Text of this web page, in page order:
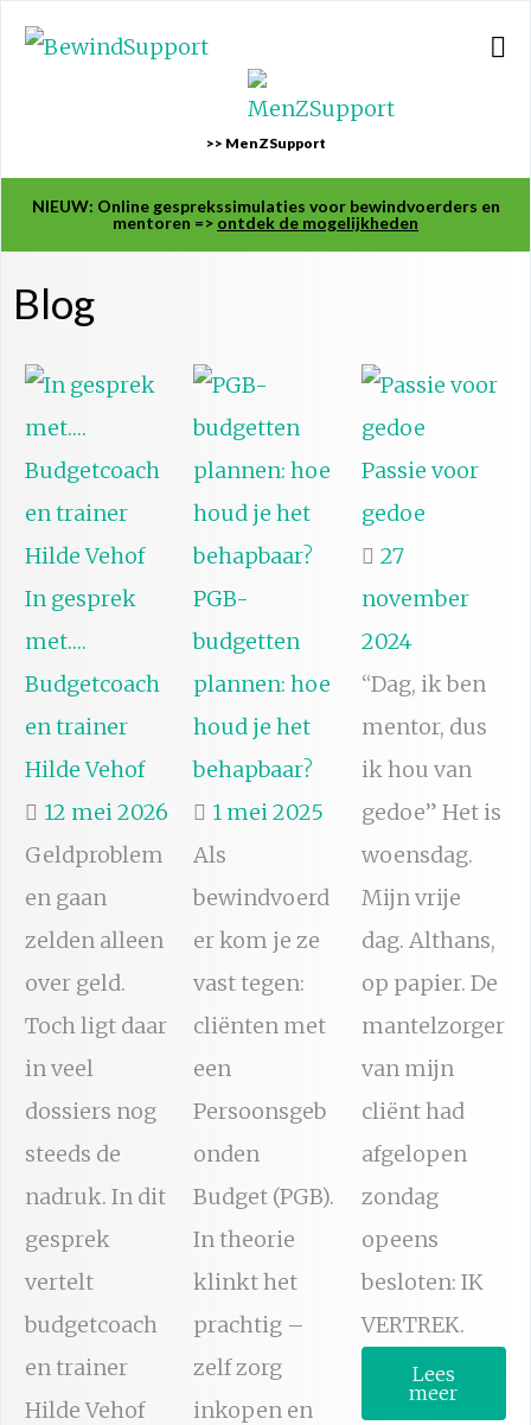
>> MenZSupport
NIEUW: Online gesprekssimulaties voor bewindvoerders en
mentoren => ontdek de mogelijkheden
Blog
In gesprek
met….
Budgetcoach
en trainer
Hilde Vehof
12 mei 2026
Geldproblem
en gaan
zelden alleen
over geld.
Toch ligt daar
in veel
dossiers nog
steeds de
nadruk. In dit
gesprek
vertelt
budgetcoach
en trainer
Hilde Vehof
PGB-
budgetten
plannen: hoe
houd je het
behapbaar?
1 mei 2025
Als
bewindvoerd
er kom je ze
vast tegen:
cliënten met
een
Persoonsgeb
onden
Budget (PGB).
In theorie
klinkt het
prachtig –
zelf zorg
inkopen en
Passie voor
gedoe
27
november
2024
“Dag, ik ben
mentor, dus
ik hou van
gedoe” Het is
woensdag.
Mijn vrije
dag. Althans,
op papier. De
mantelzorger
van mijn
cliënt had
afgelopen
zondag
opeens
besloten: IK
VERTREK.
Lees
meer